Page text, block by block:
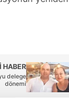
HABER
delege
dönemi